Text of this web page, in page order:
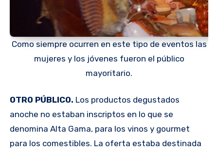
Como siempre ocurren en este tipo de eventos las
mujeres y los jóvenes fueron el público
mayoritario.
OTRO PÚBLICO. Los productos degustados
anoche no estaban inscriptos en lo que se
denomina Alta Gama, para los vinos y gourmet
para los comestibles. La oferta estaba destinada